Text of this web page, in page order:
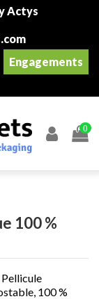
Actys
Engagements
0
100 %
100 %